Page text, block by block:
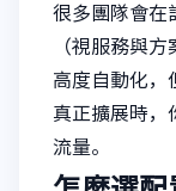
很多團隊會在
（視服務與
高度自動化，
真正擴展時，
流量。